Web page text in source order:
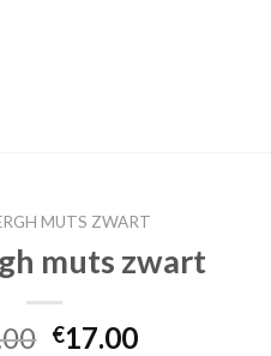
MUTS ZWART
muts zwart
€17.00